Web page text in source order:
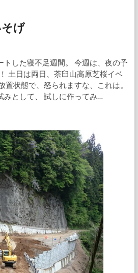
げ
トした寝不足週間。 今週は、夜の予
土日は両日、茶臼山高原芝桜イベ
置状態で、怒られますな、これは。
みとして、 試しに作ってみ…